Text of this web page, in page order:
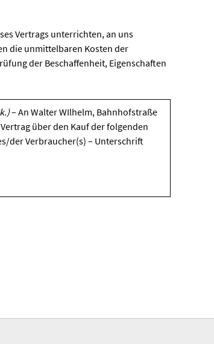
Vertrags unterrichten, an uns
die unmittelbaren Kosten der
der Beschaffenheit, Eigenschaften
– An Walter WIlhelm, Bahnhofstraße
über den Kauf der folgenden
der Verbraucher(s) – Unterschrift